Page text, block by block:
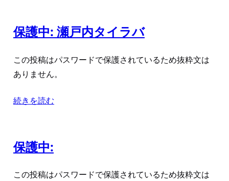
保護中: 瀬戸内タイラバ
この投稿はパスワードで保護されているため抜粋文は
ありません。
続きを読む
保護中:
この投稿はパスワードで保護されているため抜粋文は